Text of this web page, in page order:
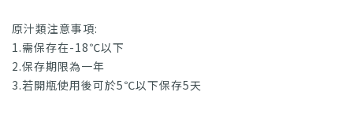
原汁類注意事項:
1.需保存在-18℃以下
2.保存期限為一年
3.若開瓶使用後可於5℃以下保存5天